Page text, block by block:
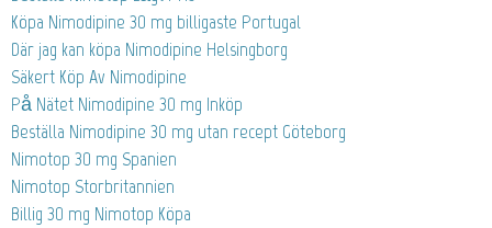
Köpa Nimodipine 30 mg billigaste Portugal
Där jag kan köpa Nimodipine Helsingborg
Säkert Köp Av Nimodipine
På Nätet Nimodipine 30 mg Inköp
Beställa Nimodipine 30 mg utan recept Göteborg
Nimotop 30 mg Spanien
Nimotop Storbritannien
Billig 30 mg Nimotop Köpa